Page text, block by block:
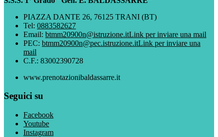
PIAZZA DANTE 26, 76125 TRANI (BT)
Tel: 0883582627
Email: btmm20900n@istruzione.itLink per inviare una mail
PEC: btmm20900n@pec.istruzione.itLink per inviare una
mail
C.F.: 83002390728
www.prenotazionibaldassarre.it
Seguici su
Facebook
Youtube
Instagram